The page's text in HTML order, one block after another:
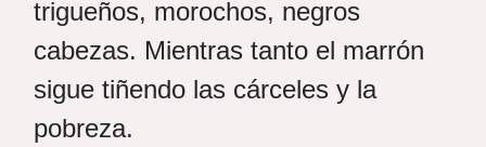
trigueños, morochos, negros
cabezas. Mientras tanto el marrón
sigue tiñendo las cárceles y la
pobreza.